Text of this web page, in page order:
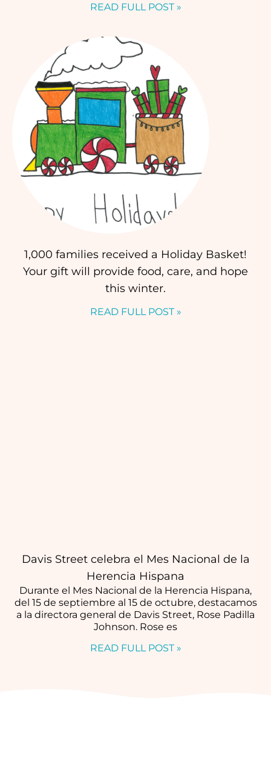
READ FULL POST »
1,000 families received a Holiday Basket!
Your gift will provide food, care, and hope
this winter.
READ FULL POST »
Davis Street celebra el Mes Nacional de la
Herencia Hispana
Durante el Mes Nacional de la Herencia Hispana,
del 15 de septiembre al 15 de octubre, destacamos
a la directora general de Davis Street, Rose Padilla
Johnson. Rose es
READ FULL POST »